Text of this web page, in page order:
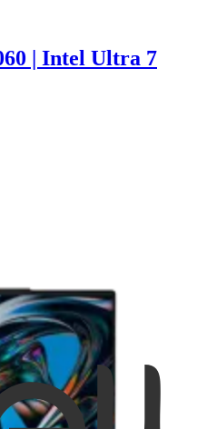
| Intel Ultra 7